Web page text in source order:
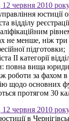
червня 2010
відділу
менше, ніж три
підготовки;
ІІ категорії
вища
роботи за фахом
щодо основних
протягом 30
червня 2010
в